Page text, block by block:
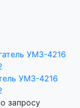
УМЗ-4216
запросу